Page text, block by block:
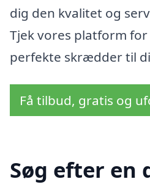
dig den kvalitet og
Tjek vores platform
perfekte skrædder til
Få tilbud, gratis og
Søg efter en